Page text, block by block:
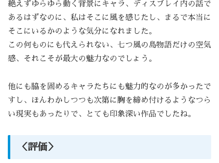
絶えずゆらゆら動く背景にキャラ、ディスプレイ内の話で
あるはずなのに、私はそこに風を感じたし、まるで本当に
そこにいるかのような気分になれました。
この何ものにも代えられない、七つ風の島物語だけの空気
感、それこそが最大の魅力なのでしょう。
他にも脇を固めるキャラたちにも魅力的なのが多かったで
すし、ほんわかしつつも次第に胸を締め付けるようなつら
い現実もあったりで、とても印象深い作品でしたね。
＜評価＞